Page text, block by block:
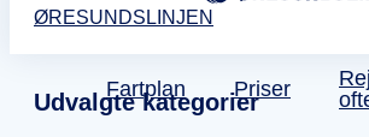
ØRESUNDSLINJEN
Fartplan Priser
Udvalgte kategorier